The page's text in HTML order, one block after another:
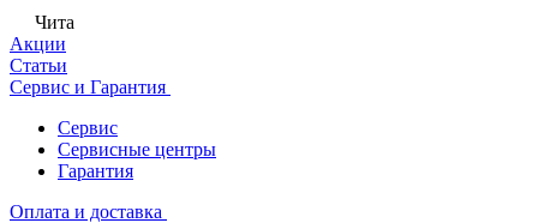
Чита
Акции
Статьи
Сервис и Гарантия
Сервис
Сервисные центры
Гарантия
Оплата и доставка